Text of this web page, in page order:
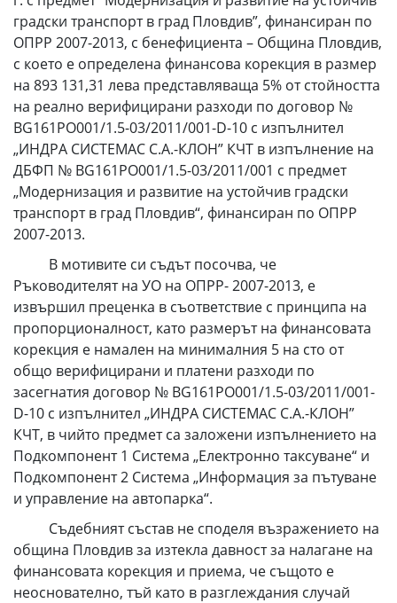
градски транспорт в град Пловдив”, финансиран по
ОПРР 2007-2013, с бенефициента – Община Пловдив,
с което е определена финансова корекция в размер
на 893 131,31 лева представляваща 5% от стойността
на реално верифицирани разходи по договор №
BG161PO001/1.5-03/2011/001-D-10 с изпълнител
„ИНДРА СИСТЕМАС С.А.-КЛОН” КЧТ в изпълнение на
ДБФП № BG161PO001/1.5-03/2011/001 с предмет
„Модернизация и развитие на устойчив градски
транспорт в град Пловдив“, финансиран по ОПРР
2007-2013.
В мотивите си съдът посочва, че
Ръководителят на УО на ОПРР- 2007-2013, е
извършил преценка в съответствие с принципа на
пропорционалност, като размерът на финансовата
корекция е намален на минималния 5 на сто от
общо верифицирани и платени разходи по
засегнатия договор № BG161PO001/1.5-03/2011/001-
D-10 с изпълнител „ИНДРА СИСТЕМАС С.А.-КЛОН”
КЧТ, в чийто предмет са заложени изпълнението на
Подкомпонент 1 Система „Електронно таксуване“ и
Подкомпонент 2 Система „Информация за пътуване
и управление на автопарка“.
Съдебният състав не споделя възражението на
община Пловдив за изтекла давност за налагане на
финансовата корекция и приема, че същото е
неоснователно, тъй като в разглеждания случай